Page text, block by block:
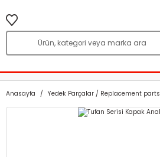
Anasayfa Yedek Parçalar / Replacement parts